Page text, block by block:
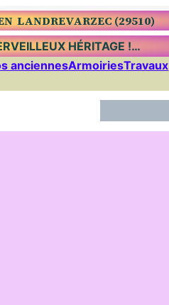
LANDREVARZEC (29510)
HÉRITAGE !…
anciennesArmoiriesTravaux